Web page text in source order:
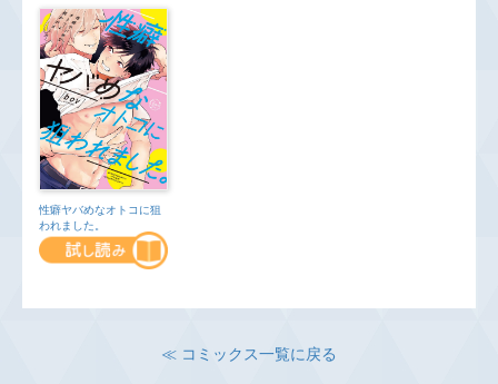
性癖ヤバめなオトコに狙
われました。
≪ コミックス一覧に戻る